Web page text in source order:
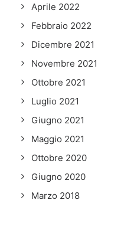
Aprile 2022
Febbraio 2022
Dicembre 2021
Novembre 2021
Ottobre 2021
Luglio 2021
Giugno 2021
Maggio 2021
Ottobre 2020
Giugno 2020
Marzo 2018